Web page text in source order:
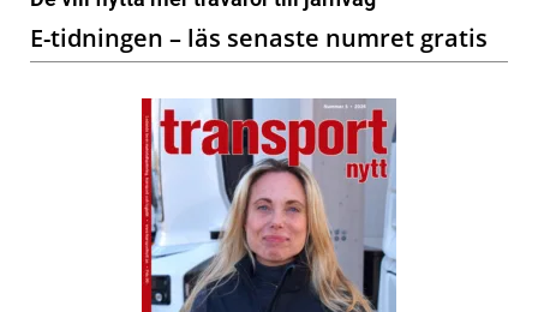
E-tidningen – läs senaste numret gratis